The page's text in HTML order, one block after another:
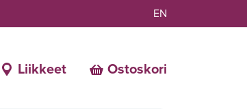
EN
Liikkeet Ostoskori